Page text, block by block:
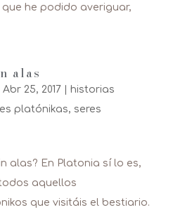
he podido averiguar,
alas
Abr 25, 2017
historias
platónikas, seres
alas? En Platonia sí lo es,
aquellos
que visitáis el bestiario.